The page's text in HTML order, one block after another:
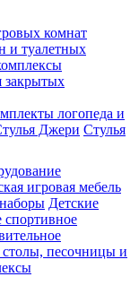
комнат
и туалетных
закрытых
логопеда и
Джери Стулья
игровая мебель
Детские
спортивное
столы, песочницы и